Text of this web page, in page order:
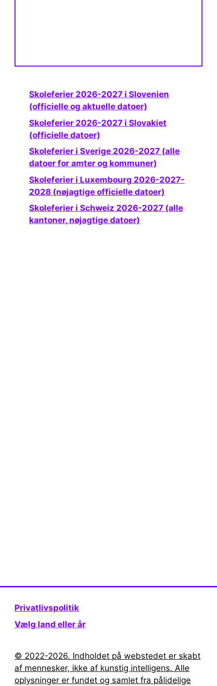
Skoleferier 2026-2027 i Slovenien
(officielle og aktuelle datoer)
Skoleferier 2026-2027 i Slovakiet
(officielle datoer)
Skoleferier i Sverige 2026-2027 (alle
datoer for amter og kommuner)
Skoleferier i Luxembourg 2026-2027-
2028 (nøjagtige officielle datoer)
Skoleferier i Schweiz 2026-2027 (alle
kantoner, nøjagtige datoer)
Privatlivspolitik
Vælg land eller år
© 2022-2026. Indholdet på webstedet er skabt
af mennesker, ikke af kunstig intelligens. Alle
oplysninger er fundet og samlet fra pålidelige